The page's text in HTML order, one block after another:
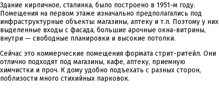
Здание кирпичное, сталинка, было построено в 1951-м году.
Помещения на первом этаже изначально предполагались под
инфраструктурные объекты: магазины, аптеку и т.п. Поэтому у них
выделенные входы с фасада, большие арочные окна-витрины,
внутри — свободные планировки и высокие потолки.
Сейчас это коммерческие помещения формата стрит-ритейл. Они
отлично подходят под магазины, кафе, аптеку, приемную
химчистки и проч. К дому удобно подъехать с разных сторон,
поблизости много стихийных парковок.